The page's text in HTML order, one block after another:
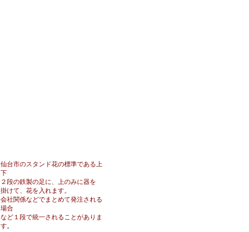
仙台市のスタンド花の標準である上
下
２段の鉄製の足に、上のみに器を
掛けて、花を入れます。
会社関係などでまとめて発注される
場合
など１段で統一されることがありま
す 。